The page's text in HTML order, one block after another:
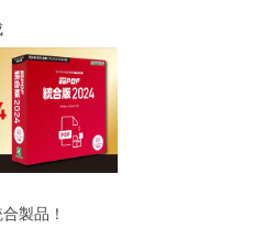
製品！